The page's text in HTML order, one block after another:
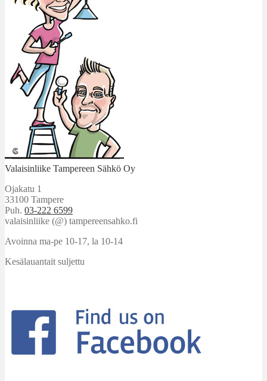
Valaisinliike Tampereen Sähkö Oy
Ojakatu 1
33100 Tampere
Puh. 03-222 6599
valaisinliike (@) tampereensahko.fi
Avoinna ma-pe 10-17, la 10-14
Kesälauantait suljettu